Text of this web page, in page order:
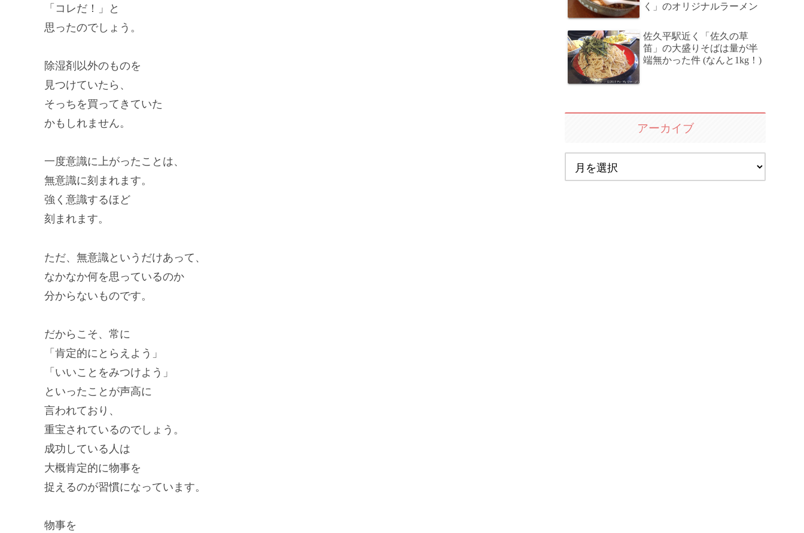
「コレだ！」と
思ったのでしょう。
除湿剤以外のものを
見つけていたら、
そっちを買ってきていた
かもしれません。
一度意識に上がったことは、
無意識に刻まれます。
強く意識するほど
刻まれます。
ただ、無意識というだけあって、
なかなか何を思っているのか
分からないものです。
だからこそ、常に
「肯定的にとらえよう」
「いいことをみつけよう」
といったことが声高に
言われており、
重宝されているのでしょう。
成功している人は
大概肯定的に物事を
捉えるのが習慣になっています。
物事を
く」のオリジナルラーメン
佐久平駅近く「佐久の草
笛」の大盛りそばは量が半
端無かった件 (なんと1kg！)
アーカイブ